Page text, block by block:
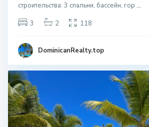
строительcтва: 3 спальни, бассейн, гор ...
3
2 118
DominicanRealty.top